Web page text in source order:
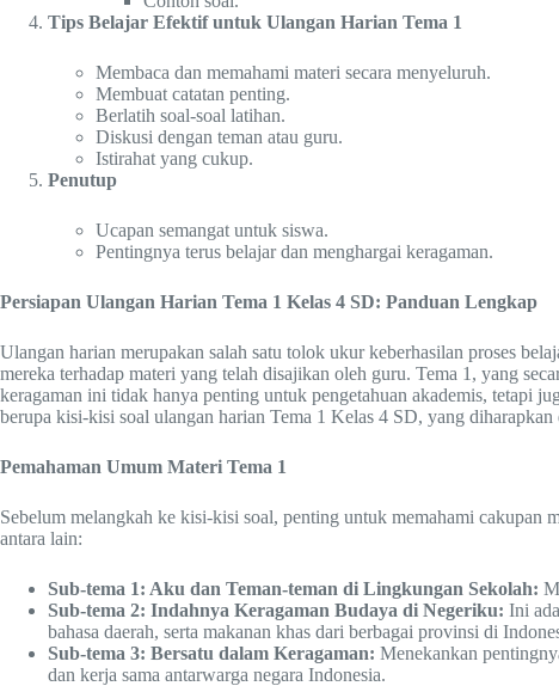
Tips Belajar Efektif untuk Ulangan Harian Tema 1
Membaca dan memahami materi secara menyeluruh.
Membuat catatan penting.
Berlatih soal-soal latihan.
Diskusi dengan teman atau guru.
Istirahat yang cukup.
Penutup
Ucapan semangat untuk siswa.
Pentingnya terus belajar dan menghargai keragaman.
Persiapan Ulangan Harian Tema 1 Kelas 4 SD: Panduan Lengkap
Ulangan harian merupakan salah satu tolok ukur keberhasilan proses
mereka terhadap materi yang telah disajikan oleh guru. Tema 1, yang
keragaman ini tidak hanya penting untuk pengetahuan akademis, tetapi
berupa kisi-kisi soal ulangan harian Tema 1 Kelas 4 SD, yang
Pemahaman Umum Materi Tema 1
Sebelum melangkah ke kisi-kisi soal, penting untuk memahami cakupan
antara lain:
Sub-tema 1: Aku dan Teman-teman di Lingkungan Sekolah:
Sub-tema 2: Indahnya Keragaman Budaya di Negeriku: Ini
bahasa daerah, serta makanan khas dari berbagai provinsi di
Sub-tema 3: Bersatu dalam Keragaman: Menekankan
dan kerja sama antarwarga negara Indonesia.